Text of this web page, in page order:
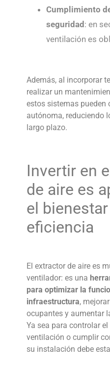
Cumplimiento
seguridad : en
ventilación es
Además, al incorporar
realizar un
estos sistemas pueden
autónoma, reduciendo
largo plazo.
Invertir en
de aire es
el
eficiencia
El extractor de airees
ventilador: es una
para optimizar la
infraestructura,
ocupantes y aumentar
Ya sea para controlar
ventilación o cumplir
su instalación debe